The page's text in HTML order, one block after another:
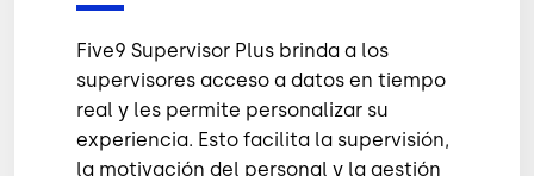
Five9 Supervisor Plus brinda a los
supervisores acceso a datos en tiempo
real y les permite personalizar su
experiencia. Esto facilita la supervisión,
la motivación del personal y la gestión